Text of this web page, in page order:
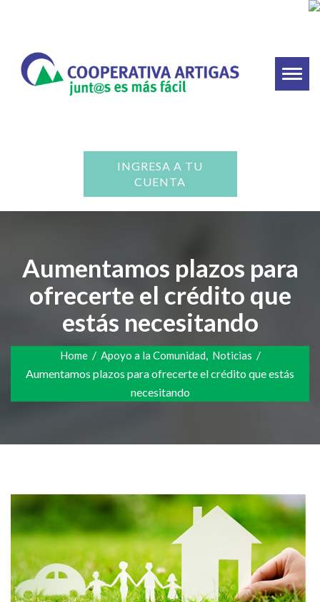
INGRESA A TU
CUENTA
Aumentamos plazos para
ofrecerte el crédito que
estás necesitando
Home / Apoyo a la Comunidad, Noticias /
Aumentamos plazos para ofrecerte el crédito que estás
necesitando